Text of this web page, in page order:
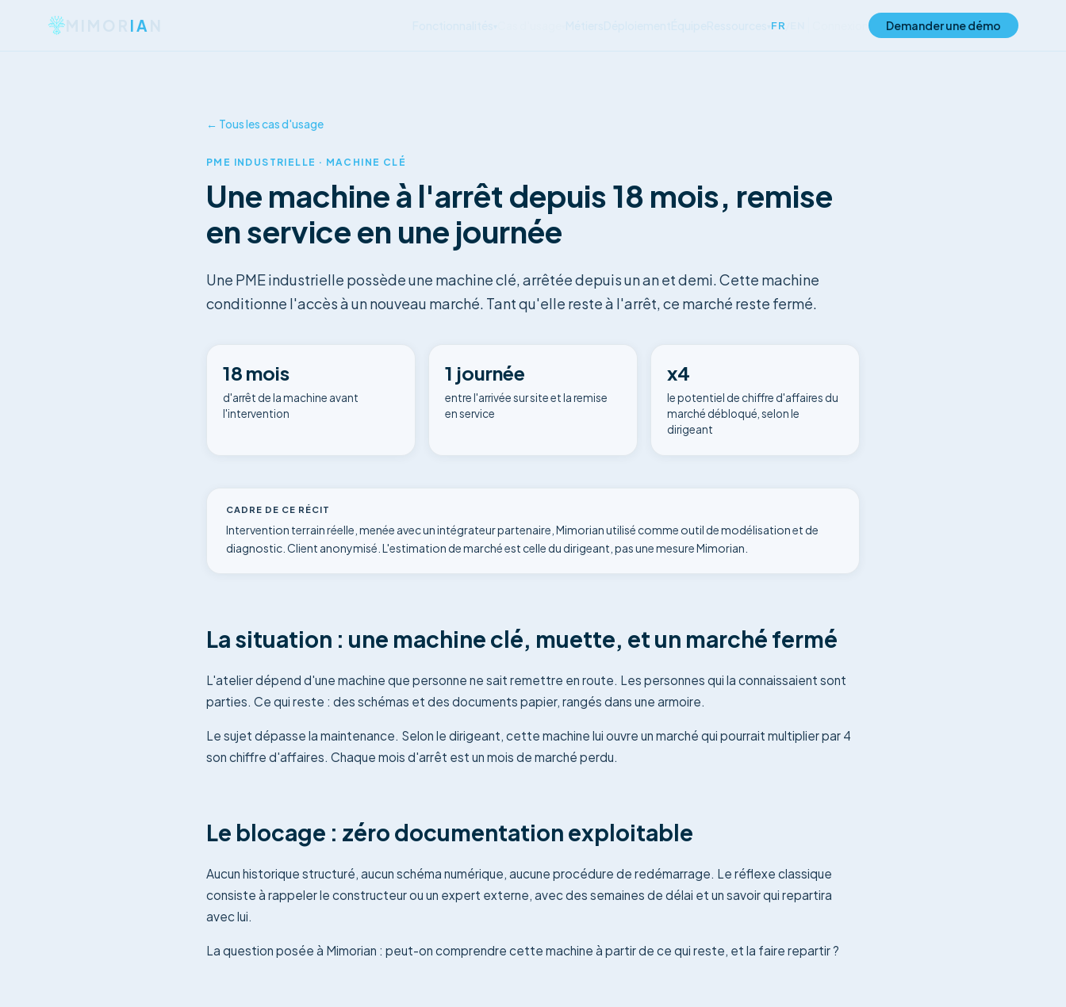
IA FR Demander une démo
← Tous les cas d'usage
PME INDUSTRIELLE · MACHINE CLÉ
Une machine à l'arrêt depuis 18 mois, remise
en service en une journée
Une PME industrielle possède une machine clé, arrêtée depuis un an et demi. Cette machine
conditionne l'accès à un nouveau marché. Tant qu'elle reste à l'arrêt, ce marché reste fermé.
18 mois
d'arrêt de la machine avant
l'intervention
1 journée
entre l'arrivée sur site et la remise
en service
x4
le potentiel de chiffre d'affaires du
marché débloqué, selon le
dirigeant
CADRE DE CE RÉCIT
Intervention terrain réelle, menée avec un intégrateur partenaire, Mimorian utilisé comme outil de modélisation et de
diagnostic. Client anonymisé. L'estimation de marché est celle du dirigeant, pas une mesure Mimorian.
La situation : une machine clé, muette, et un marché fermé
L'atelier dépend d'une machine que personne ne sait remettre en route. Les personnes qui la connaissaient sont
parties. Ce qui reste : des schémas et des documents papier, rangés dans une armoire.
Le sujet dépasse la maintenance. Selon le dirigeant, cette machine lui ouvre un marché qui pourrait multiplier par 4
son chiffre d'affaires. Chaque mois d'arrêt est un mois de marché perdu.
Le blocage : zéro documentation exploitable
Aucun historique structuré, aucun schéma numérique, aucune procédure de redémarrage. Le réflexe classique
consiste à rappeler le constructeur ou un expert externe, avec des semaines de délai et un savoir qui repartira
avec lui.
La question posée à Mimorian : peut-on comprendre cette machine à partir de ce qui reste, et la faire repartir ?